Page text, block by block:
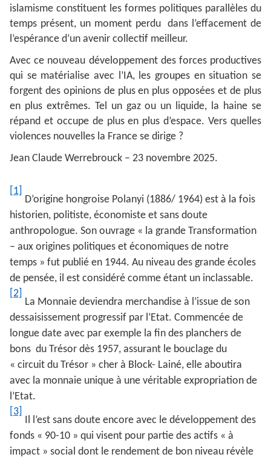
islamisme constituent les formes politiques parallèles du
temps présent, un moment perdu dans l’effacement de
l’espérance d’un avenir collectif meilleur.
Avec ce nouveau développement des forces productives
qui se matérialise avec l’IA, les groupes en situation se
forgent des opinions de plus en plus opposées et de plus
en plus extrêmes. Tel un gaz ou un liquide, la haine se
répand et occupe de plus en plus d’espace. Vers quelles
violences nouvelles la France se dirige ?
Jean Claude Werrebrouck – 23 novembre 2025.
[1]
D’origine hongroise Polanyi (1886/ 1964) est à la fois
historien, politiste, économiste et sans doute
anthropologue. Son ouvrage « la grande Transformation
– aux origines politiques et économiques de notre
temps » fut publié en 1944. Au niveau des grande écoles
de pensée, il est considéré comme étant un inclassable.
[2]
La Monnaie deviendra merchandise à l’issue de son
dessaisissement progressif par l’Etat. Commencée de
longue date avec par exemple la fin des planchers de
bons du Trésor dès 1957, assurant le bouclage du
« circuit du Trésor » cher à Block- Lainé, elle aboutira
avec la monnaie unique à une véritable expropriation de
l’Etat.
[3]
Il l’est sans doute encore avec le développement des
fonds « 90-10 » qui visent pour partie des actifs « à
impact » social dont le rendement de bon niveau révèle